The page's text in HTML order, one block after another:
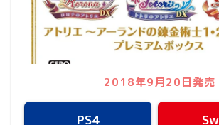
2018年9月20日発売
PS4